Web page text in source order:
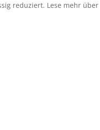
reduziert. Lese mehr über